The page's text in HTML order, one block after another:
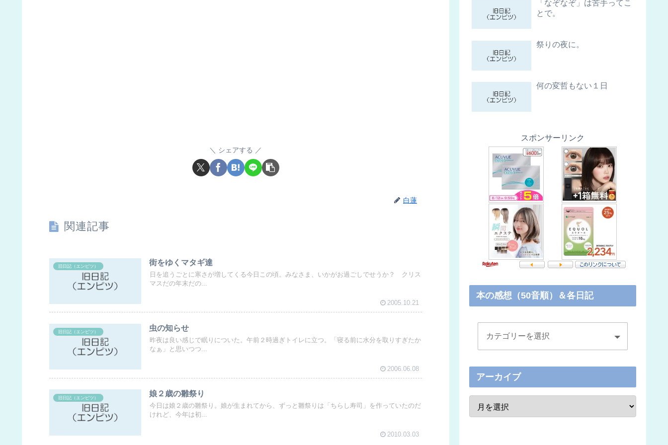
シェアする
白蓮
関連記事
旧日記（エンピツ） 街をゆくマタギ達
日を追うごとに寒さが増してくる今日この頃。みなさま、いかがお過ごしでせうか？ クリス
マスだの年末だの...
2005.10.21
旧日記（エンピツ） 虫の知らせ
昨夜は良い感じで眠りについた。午前２時過ぎトイレに立つ。「寝る前に水分を取りすぎたか
なぁ」と思いつつ...
2006.06.08
旧日記（エンピツ） 娘２歳の雛祭り
今日は娘２歳の雛祭り。娘が生まれてから、ずっと雛祭りは「ちらし寿司」を作っていたのだ
けれど、今年は初...
2010.03.03
「なぞなぞ」は苦手ってこ
とで。
祭りの夜に。
何の変哲もない１日
スポンサーリンク
本の感想（50音順）＆各日記
アーカイブ